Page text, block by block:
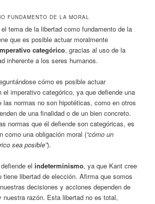
FUNDAMENTO DE LA MORAL
tema de la libertad como fundamento de la
que es posible actuar moralmente
categórico, gracias al uso de la
inherente a los seres humanos.
cómo es posible actuar
el imperativo categórico, ya que defiende una
las normas no son hipotéticas, como en otros
de una finalidad o de un bien concreto.
normas que él defiende son categóricas, es
como una obligación moral (“cómo un
sea posible”).
elindeterminismo, ya que Kant cree
tiene libertad de elección. Afirma que somos
decisiones y acciones dependen de
nuestra razón. Esta libertad no es total,